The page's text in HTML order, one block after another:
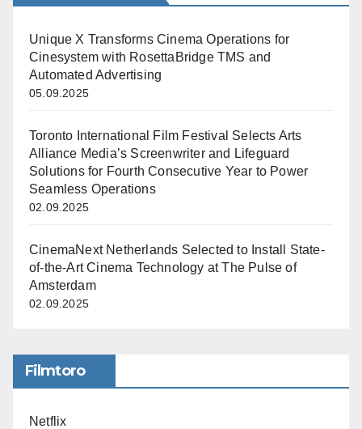
Unique X Transforms Cinema Operations for
Cinesystem with RosettaBridge TMS and
Automated Advertising
05.09.2025
Toronto International Film Festival Selects Arts
Alliance Media’s Screenwriter and Lifeguard
Solutions for Fourth Consecutive Year to Power
Seamless Operations
02.09.2025
CinemaNext Netherlands Selected to Install State-
of-the-Art Cinema Technology at The Pulse of
Amsterdam
02.09.2025
Filmtoro
Netflix